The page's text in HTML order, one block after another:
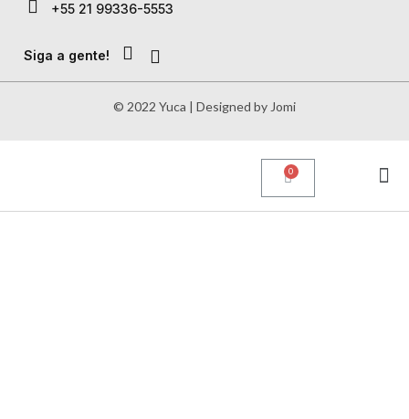
+55 21 99336-5553
Siga a gente!
© 2022 Yuca | Designed by Jomi